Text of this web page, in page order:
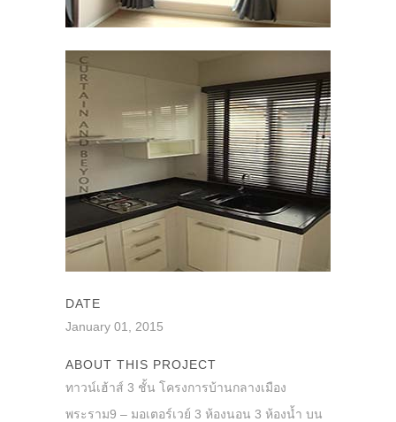
DATE
January 01, 2015
ABOUT THIS PROJECT
ทาวน์เฮ้าส์ 3 ชั้น โครงการบ้านกลางเมือง
พระราม9 – มอเตอร์เวย์ 3 ห้องนอน 3 ห้องน้ำ บน